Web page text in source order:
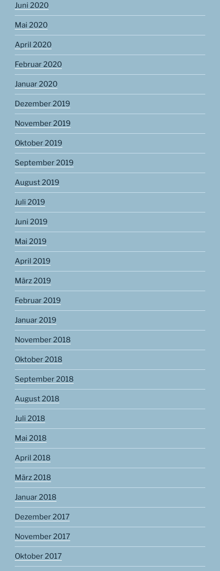
Juni 2020
Mai 2020
April 2020
Februar 2020
Januar 2020
Dezember 2019
November 2019
Oktober 2019
September 2019
August 2019
Juli 2019
Juni 2019
Mai 2019
April 2019
März 2019
Februar 2019
Januar 2019
November 2018
Oktober 2018
September 2018
August 2018
Juli 2018
Mai 2018
April 2018
März 2018
Januar 2018
Dezember 2017
November 2017
Oktober 2017